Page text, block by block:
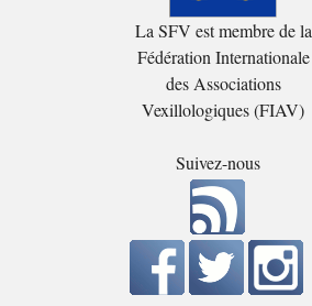
La SFV est membre de la
Fédération Internationale
des Associations
Vexillologiques (FIAV)
Suivez-nous